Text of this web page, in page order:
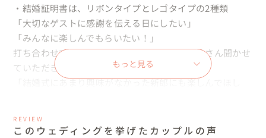
・結婚証明書は、リボンタイプとレゴタイプの2種類
「大切なゲストに感謝を伝える日にしたい」
「みんなに楽しんでもらいたい！」
打ち合わせでは、そんなあたたかい想いをたくさん聞かせ
ていただきました☺️
「結婚式にあまり興味がなかった新郎にも楽しんでほし
もっと見る
REVIEW
このウェディングを挙げたカップルの声